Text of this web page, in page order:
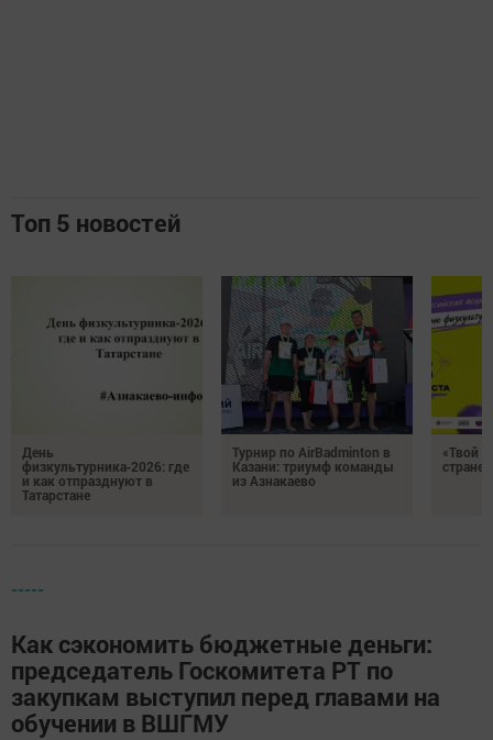
Топ 5 новостей
День
физкультурника‑2026: где
и как отпразднуют в
Татарстане
Турнир по AirBadminton в
Казани: триумф команды
из Азнакаево
«Твой
стране!
-----
Как сэкономить бюджетные деньги:
председатель Госкомитета РТ по
закупкам выступил перед главами на
обучении в ВШГМУ